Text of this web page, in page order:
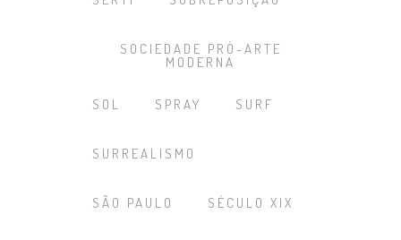
SOCIEDADE PRÓ-ARTE
MODERNA
SOL SPRAY SURF
SURREALISMO
SÃO PAULO SÉCULO XIX